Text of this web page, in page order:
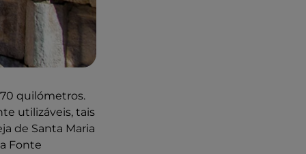
quilómetros.
utilizáveis, tais
de Santa Maria
Fonte